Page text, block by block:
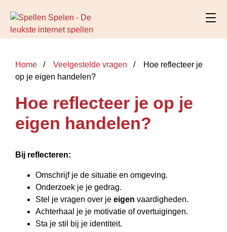
Home Veelgestelde vragen
Hoe reflecteer je
op je eigen handelen?
Hoe reflecteer je op je
eigen handelen?
Bij reflecteren:
Omschrijf je de situatie en omgeving.
Onderzoek je je gedrag.
Stel je vragen over je eigen vaardigheden.
Achterhaal je je motivatie of overtuigingen.
Sta je stil bij je identiteit.